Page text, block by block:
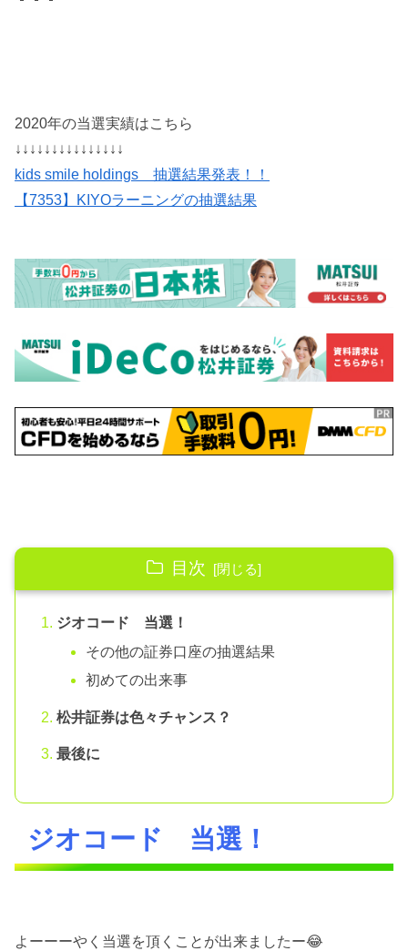
2020年の当選実績はこちら
↓↓↓↓↓↓↓↓↓↓↓↓↓↓↓
kids smile holdings 抽選結果発表！！
【7353】KIYOラーニングの抽選結果
目次
ジオコード 当選！
その他の証券口座の抽選結果
初めての出来事
松井証券は色々チャンス？
最後に
ジオコード 当選！
よーーーやく当選を頂くことが出来ましたー😂